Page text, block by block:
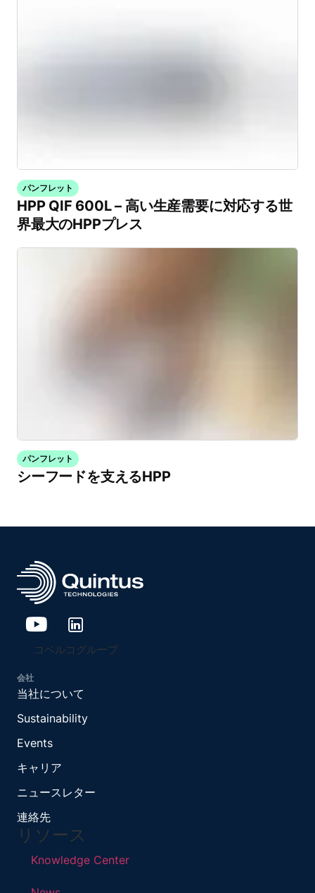
パンフレット
HPP QIF 600L – 高い生産需要に対応する世
界最大のHPPプレス
パンフレット
シーフードを支えるHPP
コベルコグループ
会社
当社について
Sustainability
Events
キャリア
ニュースレター
連絡先
リソース
Knowledge Center